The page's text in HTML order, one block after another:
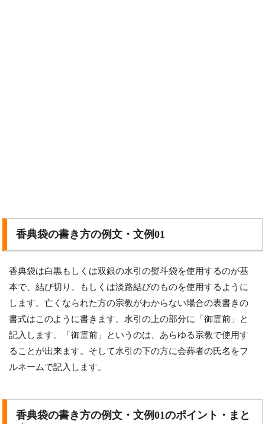
香典袋の書き方の例文・文例01
香典袋は白黒もしくは双銀の水引の熨斗袋を使用するのが基
本で、結び切り、もしくは淡路結びのものを使用するように
します。亡くなられた方の宗教がわからない場合の表書きの
書式はこのように書きます。水引の上の部分に「御霊前」と
記入します。「御霊前」というのは、あらゆる宗教で使用す
ることが出来ます。そして水引の下の方に会葬者の氏名をフ
ルネームで記入します。
香典袋の書き方の例文・文例01のポイント・まと